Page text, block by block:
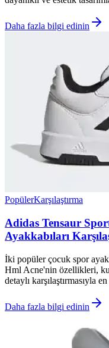
Daha fazla bilgi edinin
PopülerKarşılaştırma
Adidas Tensaur
Ayakkabıları
İki popüler çocuk spor
Hml Acne'nin özellikleri,
detaylı karşılaştırmasıyla
Daha fazla bilgi edinin